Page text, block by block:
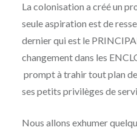
La colonisation a créé un
seule aspiration est de
dernier qui est le
changement dans les
prompt à trahir tout plan
ses petits privilèges de
Nous allons exhumer